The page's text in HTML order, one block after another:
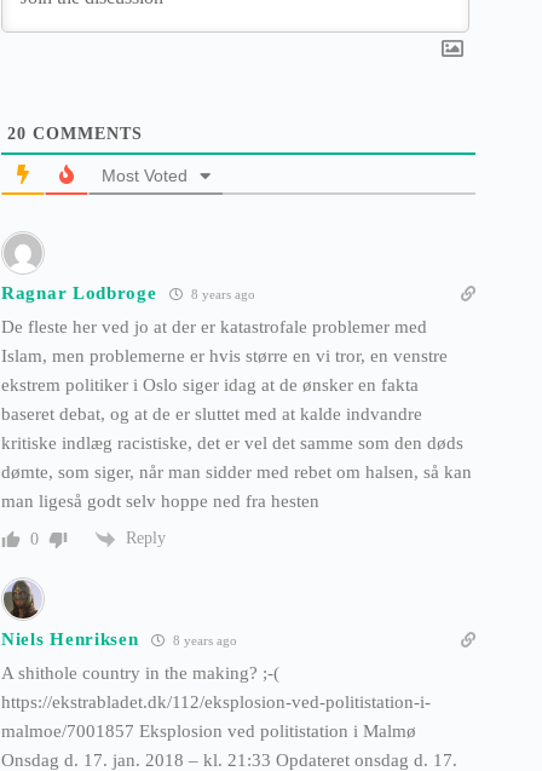
20 COMMENTS
Most Voted
Ragnar Lodbroge 8 years ago
De fleste her ved jo at der er katastrofale problemer med
Islam, men problemerne er hvis større en vi tror, en venstre
ekstrem politiker i Oslo siger idag at de ønsker en fakta
baseret debat, og at de er sluttet med at kalde indvandre
kritiske indlæg racistiske, det er vel det samme som den døds
dømte, som siger, når man sidder med rebet om halsen, så kan
man ligeså godt selv hoppe ned fra hesten
0 Reply
Niels Henriksen 8 years ago
A shithole country in the making? ;-(
https://ekstrabladet.dk/112/eksplosion-ved-politistation-i-
malmoe/7001857 Eksplosion ved politistation i Malmø
Onsdag d. 17. jan. 2018 – kl. 21:33 Opdateret onsdag d. 17.